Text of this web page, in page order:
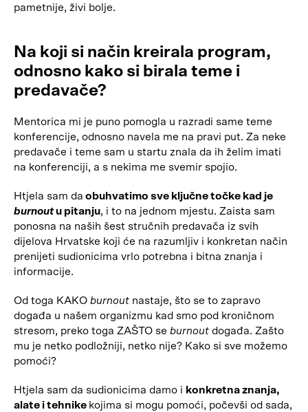
pametnije, živi bolje.
Na koji si način kreirala program,
odnosno kako si birala teme i
predavače?
Mentorica mi je puno pomogla u razradi same teme
konferencije, odnosno navela me na pravi put. Za neke
predavače i teme sam u startu znala da ih želim imati
na konferenciji, a s nekima me svemir spojio.
Htjela sam da obuhvatimo sve ključne točke kad je
burnoutu pitanju, i to na jednom mjestu. Zaista sam
ponosna na naših šest stručnih predavača iz svih
dijelova Hrvatske koji će na razumljiv i konkretan način
prenijeti sudionicima vrlo potrebna i bitna znanja i
informacije.
Od toga KAKO burnout nastaje, što se to zapravo
događa u našem organizmu kad smo pod kroničnom
stresom, preko toga ZAŠTO se burnout događa. Zašto
mu je netko podložniji, netko nije? Kako si sve možemo
pomoći?
Htjela sam da sudionicima damo i konkretna znanja,
alate i tehnike kojima si mogu pomoći, počevši od sada,